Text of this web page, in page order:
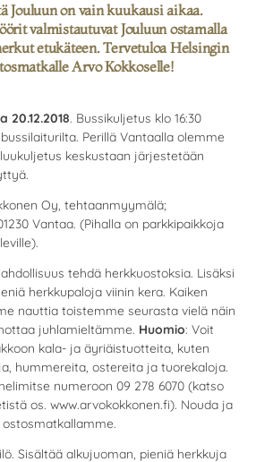
Jouluun on vain kuukausi aikaa.
valmistautuvat Jouluun ostamalla
etukäteen. Tervetuloa Helsingin
Arvo Kokkoselle!
20.12.2018. Bussikuljetus klo 16:30
Perillä Vantaalla olemme
keskustaan järjestetään
Oy, tehtaanmyymälä;
Vantaa. (Pihalla on parkkipaikkoja
tehdä herkkuostoksia. Lisäksi
herkkupaloja viinin kera. Kaiken
nauttia toistemme seurasta vielä näin
juhlamieltämme. Huomio: Voit
kala- ja äyriäistuotteita, kuten
hummereita, ostereita ja tuorekaloja.
numeroon 09 278 6070 (katso
os. www.arvokokkonen.fi). Nouda ja
Sisältää alkujuoman, pieniä herkkuja